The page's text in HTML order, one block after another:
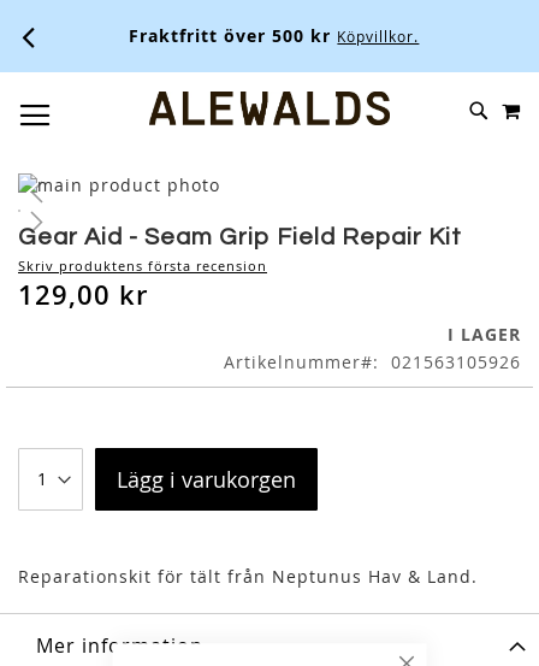
Fraktfritt över 500 kr Köpvillkor.
SKIP
Skip
to
the
end
of
the
Skip
to
the
beginning
of
Gear Aid - Seam Grip Field Repair Kit
Skriv produktens första recension
129,00 kr
I LAGER
Artikelnummer
021563105926
Lägg i varukorgen
Reparationskit för tält från Neptunus Hav & Land.
Mer information